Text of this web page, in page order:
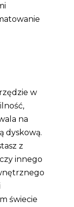
w
na
dyskową.
z
innego
świecie